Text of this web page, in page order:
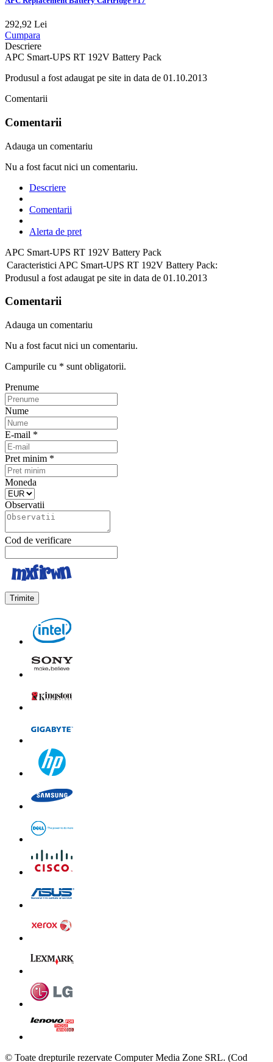
292,92 Lei
Cumpara
Descriere
APC Smart-UPS RT 192V Battery Pack
Produsul a fost adaugat pe site in data de 01.10.2013
Comentarii
Comentarii
Adauga un comentariu
Nu a fost facut nici un comentariu.
Descriere
Comentarii
Alerta de pret
APC Smart-UPS RT 192V Battery Pack
Caracteristici APC Smart-UPS RT 192V Battery Pack:
Produsul a fost adaugat pe site in data de 01.10.2013
Comentarii
Adauga un comentariu
Nu a fost facut nici un comentariu.
Campurile cu * sunt obligatorii.
Prenume
Nume
E-mail *
Pret minim *
Moneda
Observatii
Cod de verificare
Trimite
© Toate drepturile rezervate Computer Media Zone SRL. (Cod